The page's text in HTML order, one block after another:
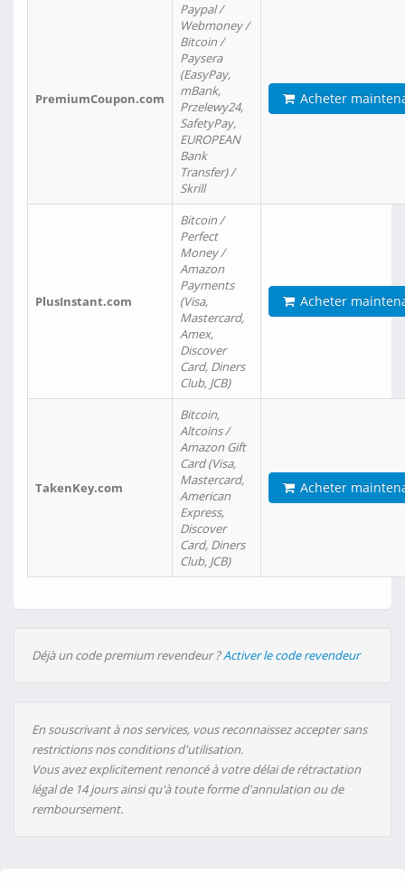
PremiumCoupon.com
Paypal /
Webmoney /
Bitcoin /
Paysera
(EasyPay,
mBank,
Przelewy24,
SafetyPay,
EUROPEAN
Bank
Transfer) /
Skrill
Acheter
PlusInstant.com
Bitcoin /
Perfect
Money /
Amazon
Payments
(Visa,
Mastercard,
Amex,
Discover
Card, Diners
Club, JCB)
Acheter
TakenKey.com
Bitcoin,
Altcoins /
Amazon Gift
Card (Visa,
Mastercard,
American
Express,
Discover
Card, Diners
Club, JCB)
Acheter
Déjà un code premium revendeur ?Activer le code revendeur
En souscrivant à nos services, vous reconnaissez accepter sans
restrictions nos conditions d'utilisation.
Vous avez explicitement renoncé à votre délai de rétractation
légal de 14 jours ainsi qu'à toute forme d'annulation ou de
remboursement.